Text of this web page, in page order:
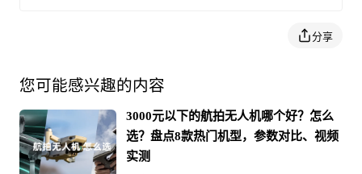
千元级产品上也提供了DJI Care保障计划、官方维修、在
利润空间和组织资源，在售后保障方面普遍较为薄弱。对
于"炸机率"相对较高的入门级用户来说，售后体验的差距
有时甚至比产品本身的参数差距更影响购买决策和复购意
愿。
大疆价格下探带来的结构性压力
分享
您可能感兴趣的内容
3000元以下的航拍无人机哪个好？怎么
选？盘点8款热门机型，参数对比、视频
实测